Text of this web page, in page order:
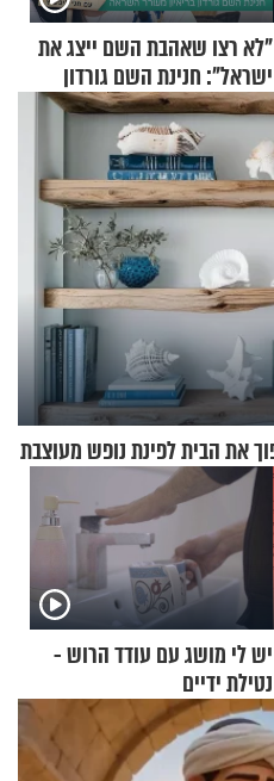
"לא רצו שאהבת השם ייצג את
ישראל": חנינת השם גורדון
בריאיון מעורר השראה
יש לי מושג עם עודד הרוש -
נטילת ידיים